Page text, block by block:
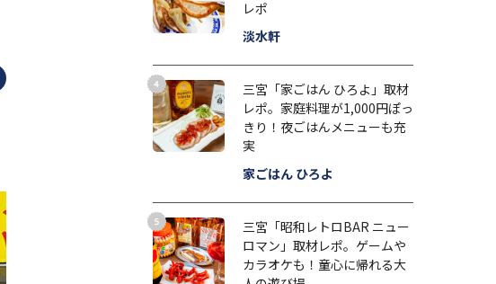
レポ
淡水軒
三宮「家ごはん ひろよ」取材
レポ。家庭料理が1,000円ぽっ
きり！夜ごはんメニューも充
実
家ごはん ひろよ
三宮「昭和レトロBAR ニュー
ロマン」取材レポ。ゲームや
カラオケも！童心に帰れる大